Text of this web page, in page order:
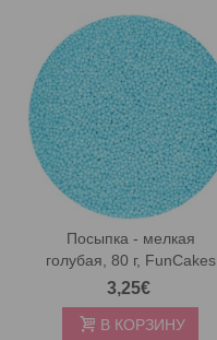
Посыпка - мелкая
голубая, 80 г, FunCakes
3,25€
В КОРЗИНУ